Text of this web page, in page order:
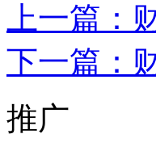
上一篇：
下一篇：
推广